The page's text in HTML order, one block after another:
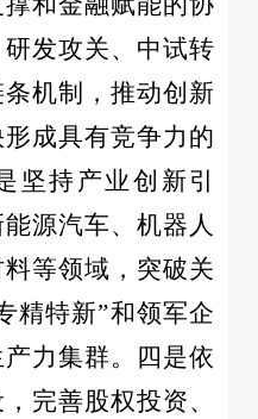
发攻关、中试转
机制，推动创新
成具有竞争力的
坚持产业创新引
源汽车、机器人
等领域，突破关
精特新”和领军企
力集群。四是依
完善股权投资、